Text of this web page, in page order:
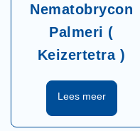
Nematobrycon
Palmeri (
Keizertetra )